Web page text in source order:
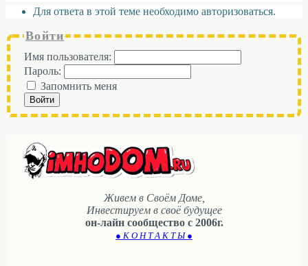
Для ответа в этой теме необходимо авторизоваться.
Войти
Имя пользователя:
Пароль:
Запомнить меня
Войти
Живем в Своём Доме,
Инвестируем в своё будущее
он-лайн сообщество с 2006г.
● К О Н Т А К Т Ы ●